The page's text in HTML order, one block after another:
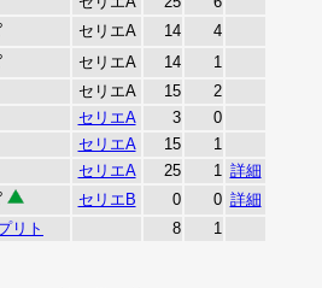
セリエA 14
4
セリエA 14
1
セリエA 15
2
セリエA 3
0
セリエA 15
1
セリエA 25 1 詳細
セリエB 0 0 詳細
リト 8 1